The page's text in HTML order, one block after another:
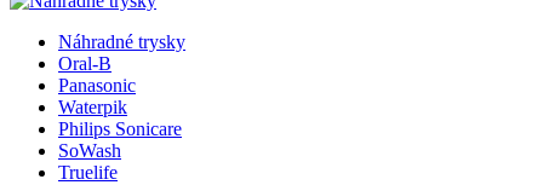
Náhradné trysky
Oral-B
Panasonic
Waterpik
Philips Sonicare
SoWash
Truelife